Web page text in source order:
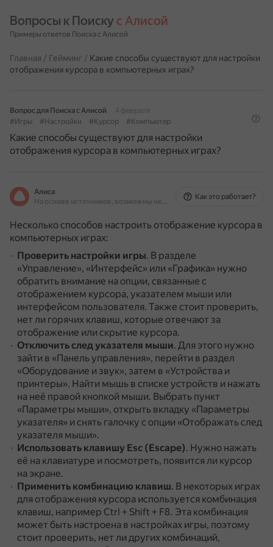
Вопросы к Поиску с Алисой
Примеры ответов Поиска с Алисой
Главная / Гейминг / Какие способы существуют для настройки
отображения курсора в компьютерных играх?
Вопрос для Поиска с Алисой
4 февраля
#Игры
#Настройки #Курсор #Компьютер
Какие способы существуют для настройки
отображения курсора в компьютерных играх?
Алиса
На основе источников, возможны неточности
Как это работает?
Несколько способов настроить отображение курсора в
компьютерных играх:
Проверить настройки игры. В разделе
«Управление», «Интерфейс» или «Графика» нужно
обратить внимание на опции, связанные с
отображением курсора, указателем мыши или
интерфейсом пользователя. Также стоит проверить,
нет ли горячих клавиш, которые отвечают за
отображение или скрытие курсора.
Отключить след указателя мыши. Для этого нужно
зайти в «Панель управления», перейти в раздел
«Оборудование и звук», затем в «Устройства и
принтеры». Найти мышь в списке устройств и нажать
на неё правой кнопкой мыши. Выбрать пункт
«Параметры мыши», открыть вкладку «Параметры
указателя» и снять галочку с опции «Отображать след
указателя мыши».
Использовать клавишу Esc (Escape). Нужно нажать
её на клавиатуре и посмотреть, появится ли курсор
на экране.
Применить комбинацию клавиш. В некоторых играх
для отображения курсора используется комбинация
клавиш, например Ctrl + Shift + F8. Эта комбинация
может быть настроена в настройках игры, поэтому
стоит проверить, нет ли других комбинаций,